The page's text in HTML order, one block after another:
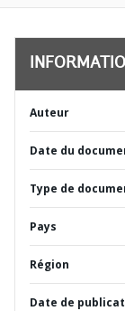
Auteur
Date du
Type de
Pays
Région
Date de